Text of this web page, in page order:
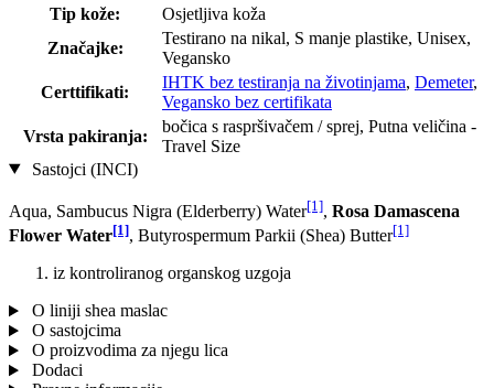
Tip kože:
Osjetljiva koža
Značajke:
Testirano na nikal, S manje plastike, Unisex,
Vegansko
Certtifikati:
IHTK bez testiranja na životinjama, Demeter,
Vegansko bez certifikata
Vrsta pakiranja:
bočica s raspršivačem / sprej, Putna veličina -
Travel Size
Sastojci (INCI)
Aqua, Sambucus Nigra (Elderberry) Water[1], Rosa Damascena
Flower Water[1], Butyrospermum Parkii (Shea) Butter[1]
iz kontroliranog organskog uzgoja
O liniji shea maslac
O sastojcima
O proizvodima za njegu lica
Dodaci